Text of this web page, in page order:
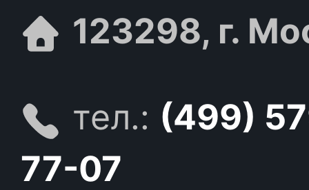
123298, г.
тел.: (499)
77-07